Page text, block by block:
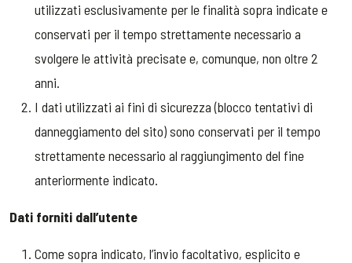
utilizzati esclusivamente per le finalità sopra indicate e
conservati per il tempo strettamente necessario a
svolgere le attività precisate e, comunque, non oltre 2
anni.
I dati utilizzati ai fini di sicurezza (blocco tentativi di
danneggiamento del sito) sono conservati per il tempo
strettamente necessario al raggiungimento del fine
anteriormente indicato.
Dati forniti dall’utente
Come sopra indicato, l’invio facoltativo, esplicito e